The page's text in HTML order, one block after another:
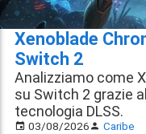
Xenoblade
Switch 2
Analizziamo come
su Switch 2 grazie
tecnologia DLSS.
03/08/2026 Caribe